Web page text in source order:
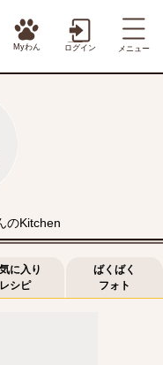
Myわん ログイン メニュー
のKitchen
に入り
レシピ
ばくばく
フォト